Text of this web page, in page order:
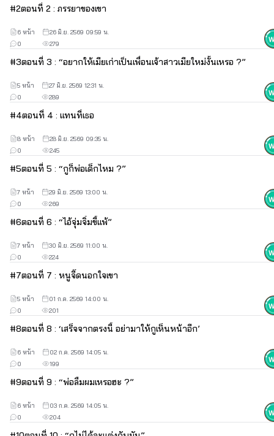
ส่วนใดส่วนหนึ่งของงานเขียนนี้รวมถึงการจัดเก็บ
ถ่ายทอดสแกน บันทึก ถ่ายภาพ ไม่ว่าจะในรูปแบบหรือวิธีการใดๆ
#2ตอนที่ 2 : ภรรยาของเขา
279
0
6 หน้า 26 มิ.ย. 2569 09:59 น.
#3ตอนที่ 3 : “อยากให้เมียเก่าเป็นเพื่อนเจ้าสาวเมียใหม่งั้นเหรอ ?”
289
0
5 หน้า 27 มิ.ย. 2569 12:31 น.
#4ตอนที่ 4 : แทนที่เธอ
245
0
8 หน้า 28 มิ.ย. 2569 09:35 น.
#5ตอนที่ 5 : “กูก็พ่อเด็กไหม ?”
269
0
7 หน้า 29 มิ.ย. 2569 13:00 น.
#6ตอนที่ 6 : “ไอ้จุ่มจิ๋มขี้แพ้”
224
0
7 หน้า 30 มิ.ย. 2569 11:00 น.
#7ตอนที่ 7 : หนูจี๊ดนอกใจเขา
201
0
5 หน้า 01 ก.ค. 2569 14:00 น.
#8ตอนที่ 8 : ‘เสร็จจากตรงนี้ อย่ามาให้กูเห็นหน้าอีก’
199
0
6 หน้า 02 ก.ค. 2569 14:05 น.
#9ตอนที่ 9 : “พ่อลืมผมเหรอฮะ ?”
204
0
6 หน้า 03 ก.ค. 2569 14:05 น.